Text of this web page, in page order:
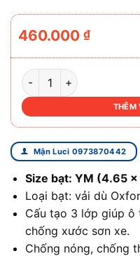
460.000 ₫
BẠT PHỦ Ô TÔ VẢI DÙ
THÊM
Mận Luci 0973870442
Size bạt: YM (4.65 x
Loại bạt: vải dù
Cấu tạo 3 lớp giúp ô
chống xước sơn xe.
Chống nóng, chống